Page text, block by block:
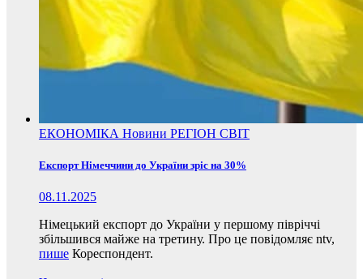
ЕКОНОМІКА Новини РЕГІОН СВІТ
Експорт Німеччини до України зріс на 30%
08.11.2025
Німецький експорт до України у першому півріччі
збільшився майже на третину. Про це повідомляє ntv,
пише Кореспондент.